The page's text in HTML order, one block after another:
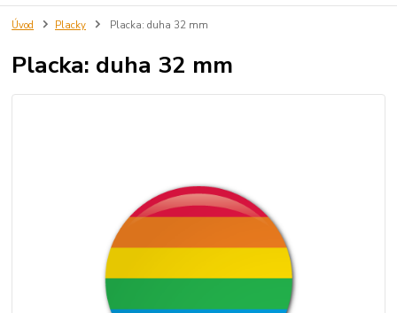
Úvod Placky Placka: duha 32 mm
Placka: duha 32 mm